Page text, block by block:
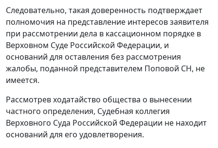
Следовательно, такая доверенность подтверждает
полномочия на представление интересов заявителя
при рассмотрении дела в кассационном порядке в
Верховном Суде Российской Федерации, и
оснований для оставления без рассмотрения
жалобы, поданной представителем Поповой СН, не
имеется.
Рассмотрев ходатайство общества о вынесении
частного определения, Судебная коллегия
Верховного Суда Российской Федерации не находит
оснований для его удовлетворения.